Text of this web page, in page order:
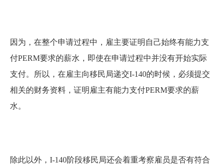
因为，在整个申请过程中，雇主要证明自己始终有能力支
付PERM要求的薪水，即使在申请过程中并没有开始实际
支付。所以，在雇主向移民局递交I-140的时候，必须提交
相关的财务资料，证明雇主有能力支付PERM要求的薪
水。
除此以外，I-140阶段移民局还会着重考察雇员是否有符合